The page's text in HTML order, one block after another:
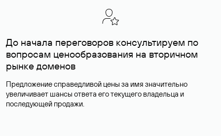
До начала переговоров консультируем по
вопросам ценообразования на вторичном
рынке доменов
Предложение справедливой цены за имя значительно
увеличивает шансы ответа его текущего владельца и
последующей продажи.